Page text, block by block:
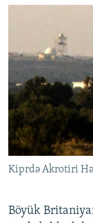
Kiprdə Akrotiri
Böyük